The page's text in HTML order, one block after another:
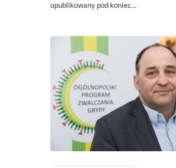
opublikowany pod koniec…